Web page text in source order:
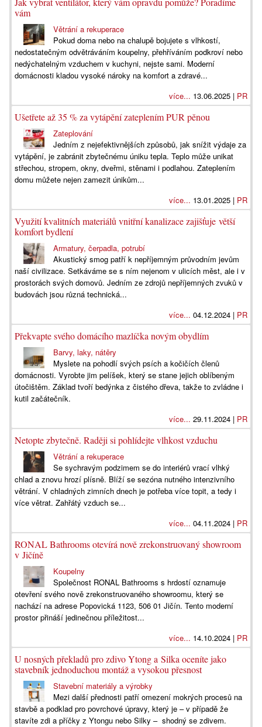
vám
Větrání a rekuperace
Pokud doma nebo na chalupě bojujete s vlhkostí,
nedostatečným odvětráváním koupelny, přehříváním podkroví nebo
nedýchatelným vzduchem v kuchyni, nejste sami. Moderní
domácnosti kladou vysoké nároky na komfort a zdravé...
více... 13.06.2025 | PR
Ušetřete až 35 % za vytápění zateplením PUR pěnou
Zateplování
Jedním z nejefektivnějších způsobů, jak snížit výdaje za
vytápění, je zabránit zbytečnému úniku tepla. Teplo může unikat
střechou, stropem, okny, dveřmi, stěnami i podlahou. Zateplením
domu můžete nejen zamezit únikům...
více... 13.01.2025 | PR
Využití kvalitních materiálů vnitřní kanalizace zajišťuje větší
komfort bydlení
Armatury, čerpadla, potrubí
Akustický smog patří k nepříjemným průvodním jevům
naší civilizace. Setkáváme se s ním nejenom v ulicích měst, ale i v
prostorách svých domovů. Jedním ze zdrojů nepříjemných zvuků v
budovách jsou různá technická...
více... 04.12.2024 | PR
Překvapte svého domácího mazlíčka novým obydlím
Barvy, laky, nátěry
Myslete na pohodlí svých psích a kočičích členů
domácnosti. Vyrobte jim pelíšek, který se stane jejich oblíbeným
útočištěm. Základ tvoří bedýnka z čistého dřeva, takže to zvládne i
kutil začátečník.
více... 29.11.2024 | PR
Netopte zbytečně. Raději si pohlídejte vlhkost vzduchu
Větrání a rekuperace
Se sychravým podzimem se do interiérů vrací vlhký
chlad a znovu hrozí plísně. Blíží se sezóna nutného intenzivního
větrání. V chladných zimních dnech je potřeba více topit, a tedy i
více větrat. Zahřátý vzduch se...
více... 04.11.2024 | PR
RONAL Bathrooms otevírá nově zrekonstruovaný showroom
v Jičíně
Koupelny
Společnost RONAL Bathrooms s hrdostí oznamuje
otevření svého nově zrekonstruovaného showroomu, který se
nachází na adrese Popovická 1123, 506 01 Jičín. Tento moderní
prostor přináší jedinečnou příležitost...
více... 14.10.2024 | PR
U nosných překladů pro zdivo Ytong a Silka oceníte jako
stavebník jednoduchou montáž a vysokou přesnost
Stavební materiály a výrobky
Mezi další přednosti patří omezení mokrých procesů na
stavbě a podklad pro povrchové úpravy, který je – v případě že
stavíte zdi a příčky z Ytongu nebo Silky – shodný se zdivem.